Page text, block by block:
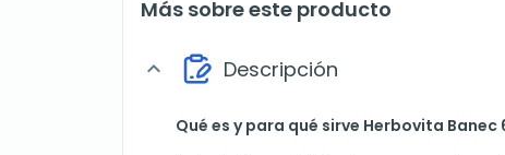
Más sobre este producto
expand_more Descripción
Qué es y para qué sirve Herbovita Banec